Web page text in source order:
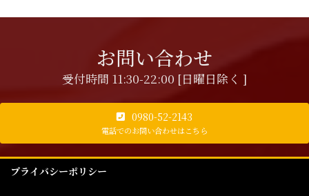
お問い合わせ
受付時間 11:30-22:00 [日曜日除く ]
0980-52-2143
電話でのお問い合わせはこちら
プライバシーポリシー